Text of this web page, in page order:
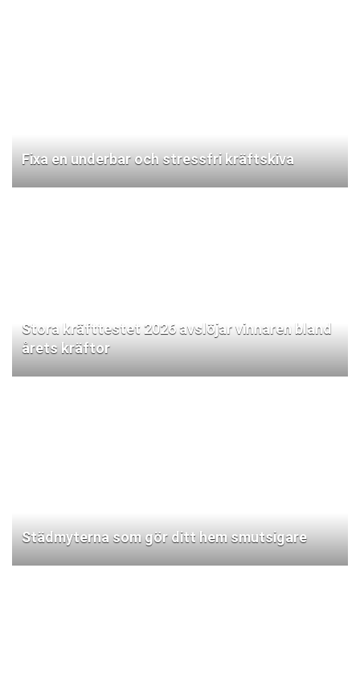
Fixa en underbar och stressfri kräftskiva
Stora kräfttestet 2026 avslöjar vinnaren bland
årets kräftor
Städmyterna som gör ditt hem smutsigare